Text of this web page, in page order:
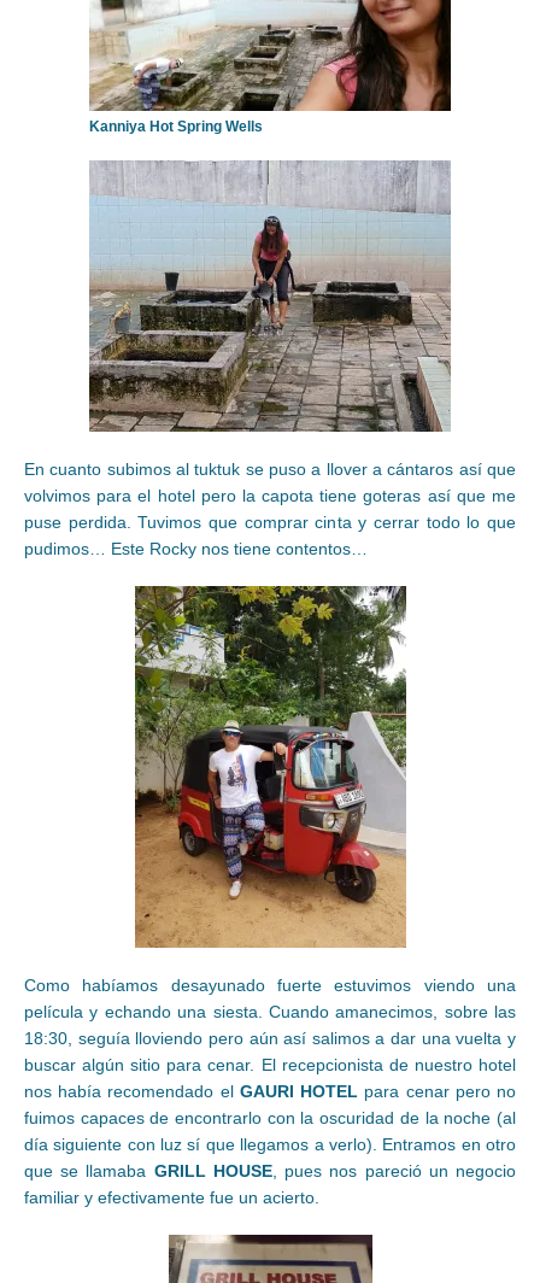
Kanniya Hot Spring Wells
En cuanto subimos al tuktuk se puso a llover a cántaros así que
volvimos para el hotel pero la capota tiene goteras así que me
puse perdida. Tuvimos que comprar cinta y cerrar todo lo que
pudimos… Este Rocky nos tiene contentos…
Como habíamos desayunado fuerte estuvimos viendo una
película y echando una siesta. Cuando amanecimos, sobre las
18:30, seguía lloviendo pero aún así salimos a dar una vuelta y
buscar algún sitio para cenar. El recepcionista de nuestro hotel
nos había recomendado el GAURI HOTEL para cenar pero no
fuimos capaces de encontrarlo con la oscuridad de la noche (al
día siguiente con luz sí que llegamos a verlo). Entramos en otro
que se llamaba GRILL HOUSE, pues nos pareció un negocio
familiar y efectivamente fue un acierto.